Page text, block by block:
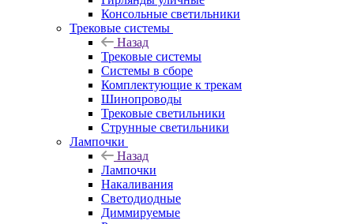
Консольные светильники
Трековые системы
Назад
Трековые системы
Системы в сборе
Комплектующие к трекам
Шинопроводы
Трековые светильники
Струнные светильники
Лампочки
Назад
Лампочки
Накаливания
Светодиодные
Диммируемые